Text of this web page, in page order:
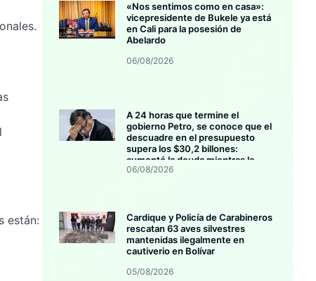
están:
«Nos sentimos como en casa»:
vicepresidente de Bukele ya está
en Cali para la posesión de
Abelardo
06/08/2026
A 24 horas que termine el
gobierno Petro, se conoce que el
descuadre en el presupuesto
supera los $30,2 billones:
aumentó la deuda mientras la
inversión se estanca
06/08/2026
Cardique y Policía de Carabineros
rescatan 63 aves silvestres
mantenidas ilegalmente en
cautiverio en Bolívar
05/08/2026